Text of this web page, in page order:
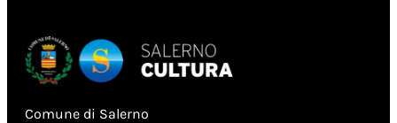
Comune di Salerno